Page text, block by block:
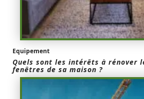
Equipement
Quels sont les intérêts à rénover
fenêtres de sa maison ?